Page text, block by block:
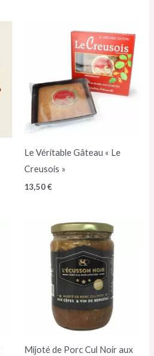
Le Véritable Gâteau « Le
Creusois »
13,50€
Mijoté de Porc Cul Noir aux